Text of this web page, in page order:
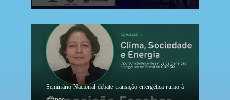
Seminário Nacional debate transição energética rumo à